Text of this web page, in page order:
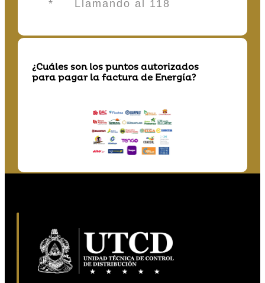
* Llamando al 118
¿Cuáles son los puntos autorizados
para pagar la factura de Energía?